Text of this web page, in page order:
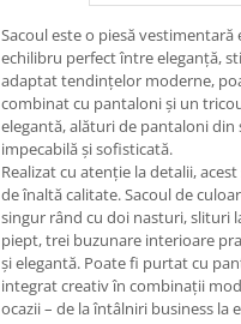
Sacoul este o piesă
echilibru perfect între eleganță,
adaptat tendințelor moderne,
combinat cu pantaloni și un
elegantă, alături de pantaloni
impecabilă și sofisticată.
Realizat cu atenție la detalii,
de înaltă calitate. Sacoul de
singur rând cu doi nasturi, slituri
piept, trei buzunare interioare
și elegantă. Poate fi purtat cu
integrat creativ în combinații
ocazii – de la întâlniri business la